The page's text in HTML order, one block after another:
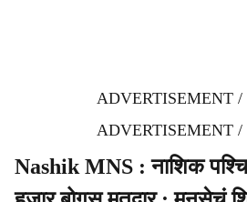
ADVERTISEMENT
ADVERTISEMENT
Nashik MNS : नाशिक